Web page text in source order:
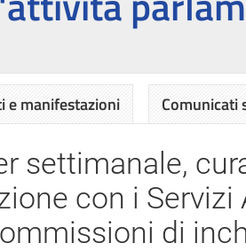
e manifestazioni Comunicati
settimanale,
con i
di